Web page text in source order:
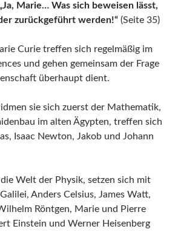
Marie… Was sich beweisen lässt,
zurückgeführt werden!“ (Seite 35)
Curie treffen sich regelmäßig im
und gehen gemeinsam der Frage
überhaupt dient.
sie sich zuerst der Mathematik,
im alten Ägypten, treffen sich
Isaac Newton, Jakob und Johann
Welt der Physik, setzen sich mit
Anders Celsius, James Watt,
Röntgen, Marie und Pierre
Einstein und Werner Heisenberg